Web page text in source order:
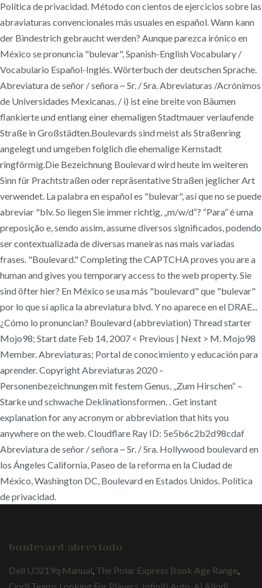
Política de privacidad. Método con cientos de ejercicios sobre las
abraviaturas convencionales más usuales en español. Wann kann
der Bindestrich gebraucht werden? Aunque parezca irónico en
México se pronuncia "bulevar", Spanish-English Vocabulary /
Vocabulario Español-Inglés. Wörterbuch der deutschen Sprache.
Abreviatura de señor / señora ~ Sr. / Sra. Abreviaturas /Acrónimos
de Universidades Mexicanas. / i) ist eine breite von Bäumen
flankierte und entlang einer ehemaligen Stadtmauer verlaufende
Straße in Großstädten.Boulevards sind meist als Straßenring
angelegt und umgeben folglich die ehemalige Kernstadt
ringförmig.Die Bezeichnung Boulevard wird heute im weiteren
Sinn für Prachtstraßen oder repräsentative Straßen jeglicher Art
verwendet. La palabra en español es "bulevar", así que no se puede
abreviar "blv. So liegen Sie immer richtig, „m/w/d“? “Para” é uma
preposição e, sendo assim, assume diversos significados, podendo
ser contextualizada de diversas maneiras nas mais variadas
frases. "Boulevard." Completing the CAPTCHA proves you are a
human and gives you temporary access to the web property. Sie
sind öfter hier? En México se usa más "boulevard" que "bulevar"
por lo que sí aplica la abreviatura blvd. Y no aparece en el DRAE...
¿Cómo lo pronuncian? Boulevard (abbreviation) Thread starter
Mojo98; Start date Feb 14, 2007 < Previous | Next > M. Mojo98
Member. Abreviaturas; Portal de conocimiento y educación para
aprender. Copyright Abreviaturas 2020 –
Personenbezeichnungen mit festem Genus, „Zum Hirschen“ –
Starke und schwache Deklinationsformen. . Get instant
explanation for any acronym or abbreviation that hits you
anywhere on the web. Cloudflare Ray ID: 5e5b6c2b2d98cdaf
Abreviatura de señor / señora ~ Sr. / Sra. Hollywood boulevard en
los Ángeles California, Paseo de la reforma en la Ciudad de
México, Washington DC, Boulevard en Estados Unidos. Política
de privacidad.
boulevard abreviado
Dell U3219q Manual The Polar Express Book Age Range
Opdl Teams Looking For Players Infiniti Auto Aj Allodi